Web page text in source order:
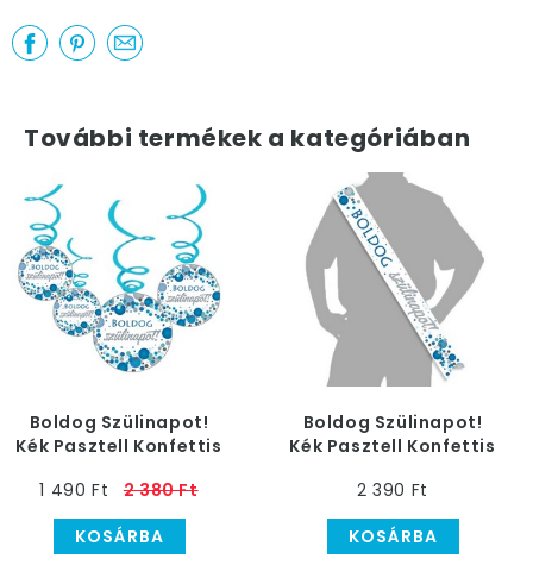
További termékek a kategóriában
Boldog Szülinapot!
Kék Pasztell Konfettis
1 490 Ft
2 380 Ft
KOSÁRBA
Boldog Szülinapot!
Kék Pasztell Konfettis
2 390 Ft
KOSÁRBA